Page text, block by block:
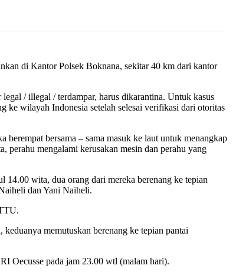
di Kantor Polsek Boknana, sekitar 40 km dari kantor
/ illegal / terdampar, harus dikarantina. Untuk kasus
wilayah Indonesia setelah selesai verifikasi dari otoritas
bersama – sama masuk ke laut untuk menangkap
mengalami kerusakan mesin dan perahu yang
14.00 wita, dua orang dari mereka berenang ke tepian
dan Yani Naiheli.
memutuskan berenang ke tepian pantai
Oecusse pada jam 23.00 wtl (malam hari).